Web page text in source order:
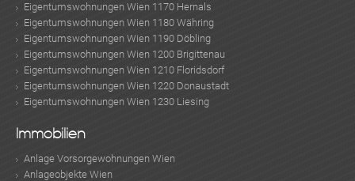
Eigentumswohnungen Wien 1170 Hernals
Eigentumswohnungen Wien 1180 Währing
Eigentumswohnungen Wien 1190 Döbling
Eigentumswohnungen Wien 1200 Brigittenau
Eigentumswohnungen Wien 1210 Floridsdorf
Eigentumswohnungen Wien 1220 Donaustadt
Eigentumswohnungen Wien 1230 Liesing
Immobilien
Anlage Vorsorgewohnungen Wien
Anlageobjekte Wien